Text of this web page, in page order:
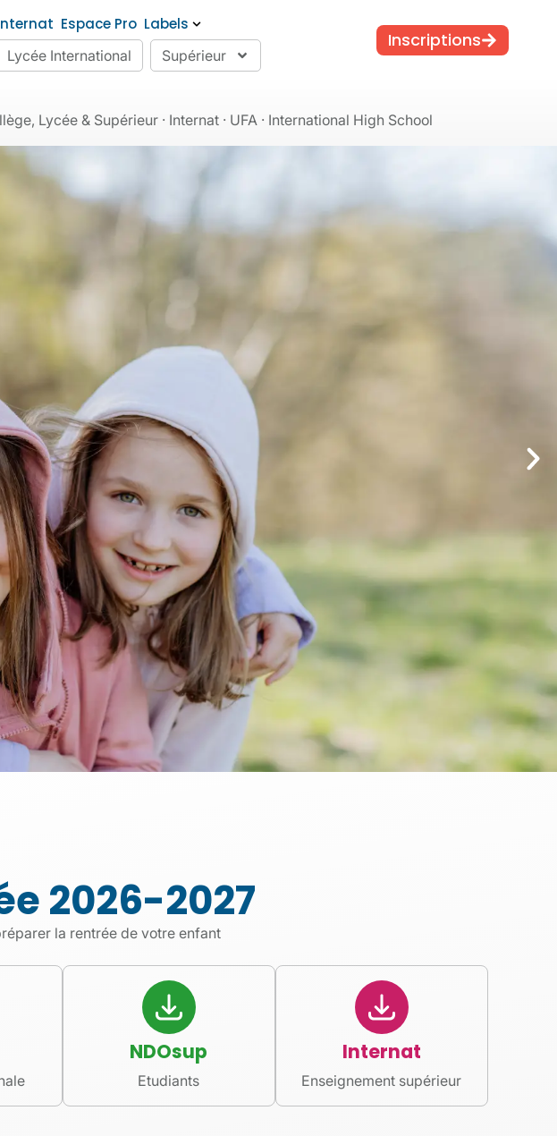
Espace Pro Labels
Lycée International Supérieur
Inscriptions
Lycée & Supérieur · Internat · UFA · International High School
2026-2027
la rentrée de votre enfant
NDOsup
Etudiants
Internat
Enseignement supérieur